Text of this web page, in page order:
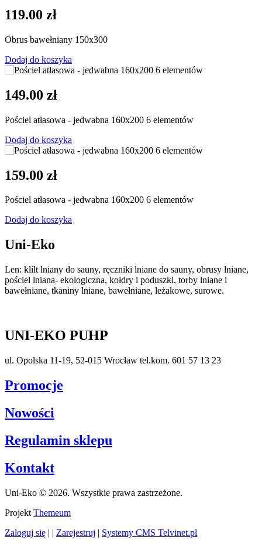
119.00 zł
Obrus bawełniany 150x300
Dodaj do koszyka
149.00 zł
Pościel atłasowa - jedwabna 160x200 6 elementów
Dodaj do koszyka
159.00 zł
Pościel atłasowa - jedwabna 160x200 6 elementów
Dodaj do koszyka
Uni-Eko
Len: klilt lniany do sauny, ręczniki lniane do sauny, obrusy lniane,
pościel lniana- ekologiczna, kołdry i poduszki, torby lniane i
bawełniane, tkaniny lniane, bawełniane, leżakowe, surowe.
UNI-EKO PUHP
ul. Opolska 11-19, 52-015 Wrocław tel.kom. 601 57 13 23
Promocje
Nowości
Regulamin sklepu
Kontakt
Uni-Eko © 2026. Wszystkie prawa zastrzeżone.
Projekt Themeum
Zaloguj się | | Zarejestruj | Systemy CMS Telvinet.pl